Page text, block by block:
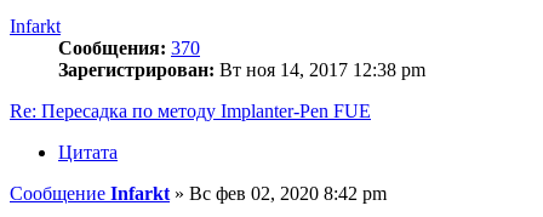
Infarkt
Сообщения: 370
Зарегистрирован: Вт ноя 14, 2017 12:38 pm
Re: Пересадка по методу Implanter-Pen FUE
Цитата
Сообщение Infarkt » Вс фев 02, 2020 8:42 pm